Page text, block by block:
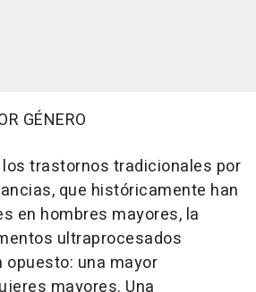
GÉNERO
trastornos tradicionales por
que históricamente han
en hombres mayores, la
ultraprocesados
una mayor